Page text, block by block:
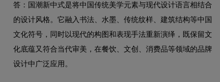
答：国潮新中式是将中国传统美学元素与现代设计语言相结合
的设计风格。它融入书法、水墨、传统纹样、建筑结构等中国
文化符号，同时以现代的构图和表现手法重新演绎，既保留文
化底蕴又符合当代审美，在餐饮、文创、消费品等领域的品牌
设计中广泛应用。